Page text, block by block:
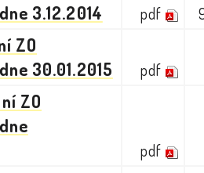
3.12.2014
pdf
ZO
30.01.2015
pdf
ZO
pdf